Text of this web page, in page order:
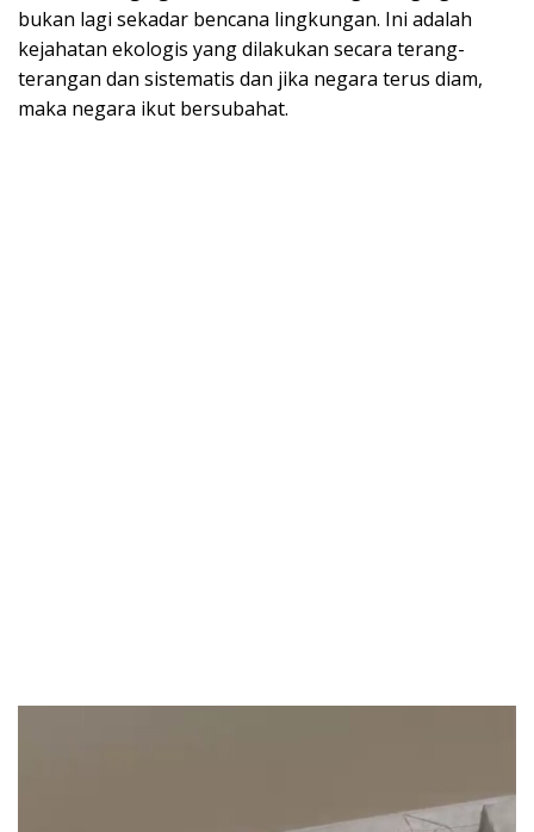
bukan lagi sekadar bencana lingkungan. Ini adalah
kejahatan ekologis yang dilakukan secara terang-
terangan dan sistematis dan jika negara terus diam,
maka negara ikut bersubahat.